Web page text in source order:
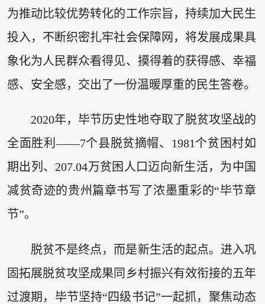
为推动比较优势转化的工作宗旨，持续加大民生
投入，不断织密扎牢社会保障网，将发展成果具
象化为人民群众看得见、摸得着的获得感、幸福
感、安全感，交出了一份温暖厚重的民生答卷。
2020年，毕节历史性地夺取了脱贫攻坚战的
全面胜利——7个县脱贫摘帽、1981个贫困村如
期出列、207.04万贫困人口迈向新生活，为中国
减贫奇迹的贵州篇章书写了浓墨重彩的“毕节章
节”。
脱贫不是终点，而是新生活的起点。进入巩
固拓展脱贫攻坚成果同乡村振兴有效衔接的五年
过渡期，毕节坚持“四级书记”一起抓，聚焦动态